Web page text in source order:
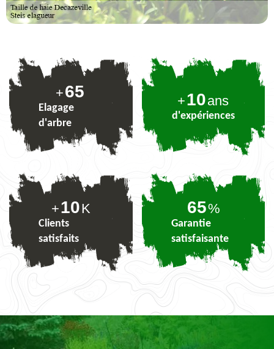
+77
Elagage
d'arbre
+10ans
d'expériences
+10K
Clients
satisfaits
77%
Garantie
satisfaisante